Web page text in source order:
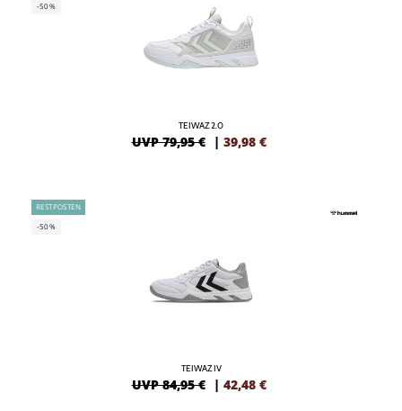
-50%
TEIWAZ 2.0
UVP 79,95 € | 39,98 €
RESTPOSTEN
-50%
TEIWAZ IV
UVP 84,95 € | 42,48 €